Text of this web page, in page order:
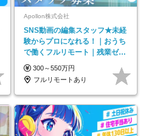
Apollon株式会社
SNS動画の編集スタッフ★未経
験からプロになれる！｜おうち
で働くフルリモート｜残業ゼロ
で18時退勤◎
300～550万円
フルリモートあり